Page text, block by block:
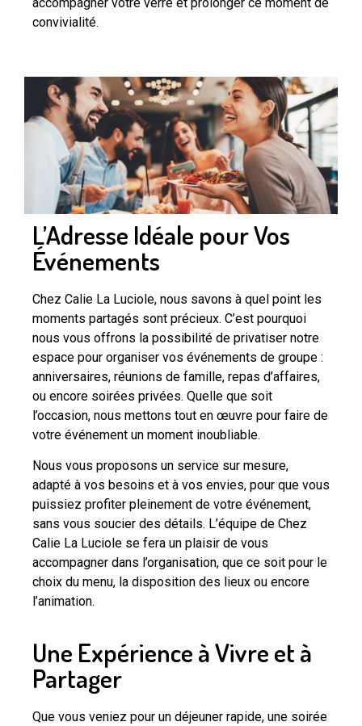
accompagner votre verre et prolonger ce moment de
convivialité.
L’Adresse Idéale pour Vos
Événements
Chez Calie La Luciole, nous savons à quel point les
moments partagés sont précieux. C’est pourquoi
nous vous offrons la possibilité de privatiser notre
espace pour organiser vos événements de groupe :
anniversaires, réunions de famille, repas d’affaires,
ou encore soirées privées. Quelle que soit
l’occasion, nous mettons tout en œuvre pour faire de
votre événement un moment inoubliable.
Nous vous proposons un service sur mesure,
adapté à vos besoins et à vos envies, pour que vous
puissiez profiter pleinement de votre événement,
sans vous soucier des détails. L’équipe de Chez
Calie La Luciole se fera un plaisir de vous
accompagner dans l’organisation, que ce soit pour le
choix du menu, la disposition des lieux ou encore
l’animation.
Une Expérience à Vivre et à
Partager
Que vous veniez pour un déjeuner rapide, une soirée